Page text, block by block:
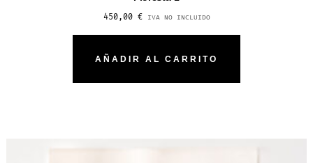
450,00 € IVA NO INCLUIDO
AÑADIR AL CARRITO